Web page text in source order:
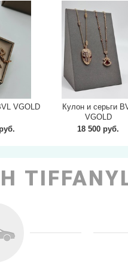
VGOLD
Кулон и серьги
VGOLD
18 500 руб.